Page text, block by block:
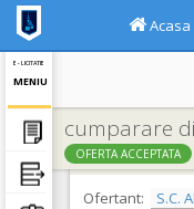
E - LICITATIE
MENIU
Acasa
cumparare
OFERTA ACCEPTATA
DATE
Ofertant:
S.C.